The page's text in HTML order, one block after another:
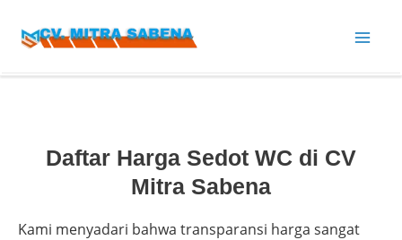
konten
Daftar Harga Sedot WC di CV
Mitra Sabena
Kami menyadari bahwa transparansi harga sangat